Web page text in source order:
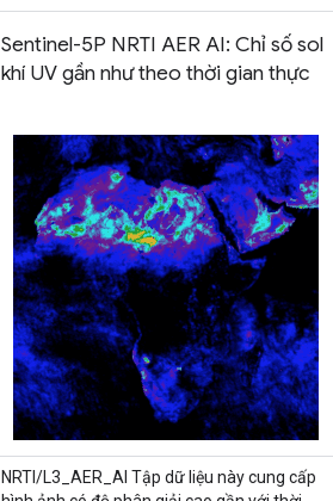
Sentinel-5P NRTI AER AI: Chỉ số sol
khí UV gần như theo thời gian thực
NRTI/L3_AER_AI Tập dữ liệu này cung cấp